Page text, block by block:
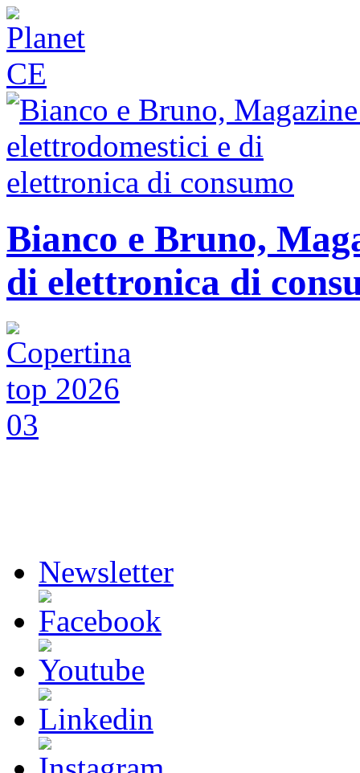
Bianco e Bruno,
di elettronica di
Newsletter